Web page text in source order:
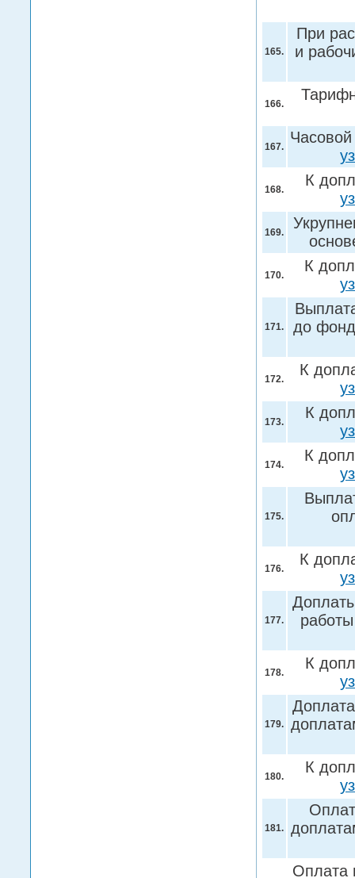
165.
При
и
166.
167.
168.
К
169.
170.
К
171.
до
172.
К
173.
К
174.
К
175.
176.
К
177.
178.
К
179.
180.
К
181.
Оплата